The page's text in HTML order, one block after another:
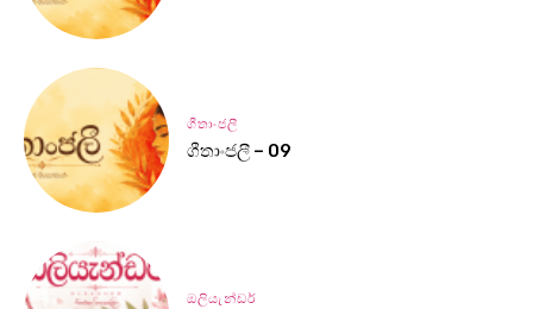
ගීතාංජලී
ගීතාංජලී – 09
ඔලියැන්ඩර්